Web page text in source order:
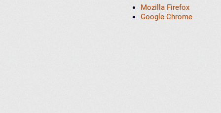
Mozilla Firefox
Google Chrome